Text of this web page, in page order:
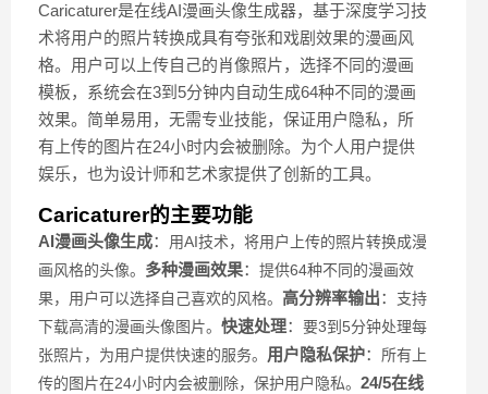
Caricaturer是在线AI漫画头像生成器，基于深度学习技
术将用户的照片转换成具有夸张和戏剧效果的漫画风
格。用户可以上传自己的肖像照片，选择不同的漫画
模板，系统会在3到5分钟内自动生成64种不同的漫画
效果。简单易用，无需专业技能，保证用户隐私，所
有上传的图片在24小时内会被删除。为个人用户提供
娱乐，也为设计师和艺术家提供了创新的工具。
Caricaturer的主要功能
AI漫画头像生成： 用AI技术，将用户上传的照片转换成漫
画风格的头像。 多种漫画效果： 提供64种不同的漫画效
果，用户可以选择自己喜欢的风格。 高分辨率输出： 支持
下载高清的漫画头像图片。 快速处理： 要3到5分钟处理每
张照片，为用户提供快速的服务。 用户隐私保护： 所有上
传的图片在24小时内会被删除，保护用户隐私。 24/5在线